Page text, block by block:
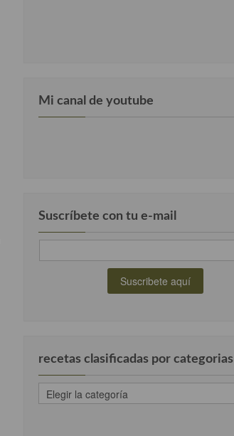
Mi canal de youtube
Suscríbete con tu e-mail
recetas clasificadas por categorias
recetas
clasificadas